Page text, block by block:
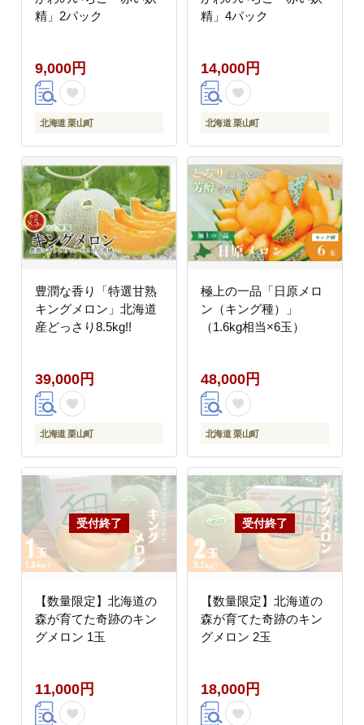
精」2パック
9,000円
北海道 栗山町
精」4パック
14,000円
北海道 栗山町
豊潤な香り「特選甘熟
キングメロン」北海道
産どっさり8.5kg!!
39,000円
北海道 栗山町
極上の一品「日原メロ
ン（キング種）」
（1.6kg相当×6玉）
48,000円
北海道 栗山町
【数量限定】北海道の
森が育てた奇跡のキン
グメロン 1玉
11,000円
【数量限定】北海道の
森が育てた奇跡のキン
グメロン 2玉
18,000円